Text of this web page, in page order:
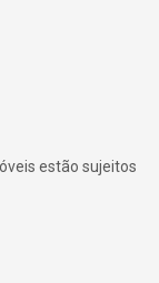
estão sujeitos